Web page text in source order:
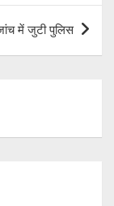
में जुटी पुलिस